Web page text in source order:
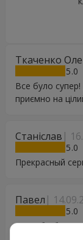
Ткаченко
5
Все було
приємно на
Станіслав
5
Прекрасный
Павел
5
Спасибо